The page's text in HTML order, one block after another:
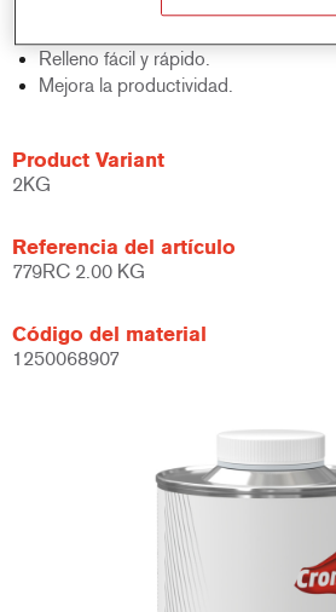
Relleno fácil y rápido.
Mejora la productividad.
Product Variant
2KG
Referencia del artículo
779RC 2.00 KG
Código del material
1250068907